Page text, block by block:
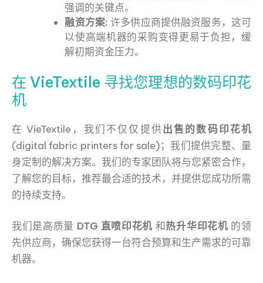
强调的关键点。
融资方案: 许多供应商提供融资服务，这可
以使高端机器的采购变得更易于负担，缓
解初期资金压力。
在 VieTextile 寻找您理想的数码印花
机
在 VieTextile，我们不仅仅提供出售的数码印花机
(digital fabric printers for sale)；我们提供完整、量
身定制的解决方案。我们的专家团队将与您紧密合作，
了解您的目标，推荐最合适的技术，并提供您成功所需
的持续支持。
我们是高质量 DTG 直喷印花机 和热升华印花机 的领
先供应商，确保您获得一台符合预算和生产需求的可靠
机器。